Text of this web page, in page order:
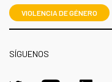
VIOLENCIA DE GÉNERO
SÍGUENOS